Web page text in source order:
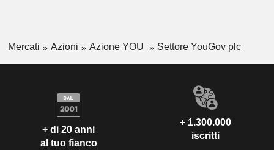
Mercati Azioni Azione YOU Settore YouGov plc
+ di 20 anni
al tuo fianco
+ 1.300.000
iscritti